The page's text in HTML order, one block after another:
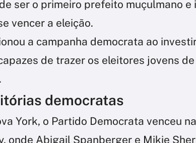
ser o primeiro prefeito muçulmano
vencer a eleição.
a campanha democrata ao
de trazer os eleitores jovens
democratas
York, o Partido Democrata venceu
onde Abigail Spanberger e Mikie